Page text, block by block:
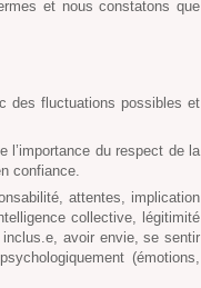
et nous constatons que
des fluctuations possibles et
du respect de la
confiance.
attentes, implication
collective, légitimité
avoir envie, se sentir
(émotions,